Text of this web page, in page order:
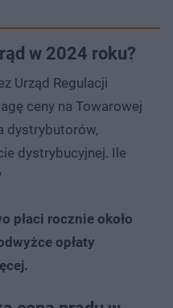
w 2024 roku?
Urząd Regulacji
ceny na Towarowej
dystrybutorów,
dystrybucyjnej. Ile
płaci rocznie około
opłaty